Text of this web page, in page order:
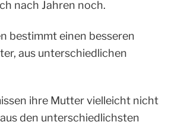
nach Jahren noch.
bestimmt einen besseren
aus unterschiedlichen
ihre Mutter vielleicht nicht
den unterschiedlichsten